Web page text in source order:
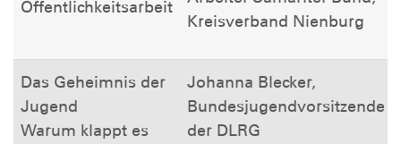
Öffentlichkeitsarbeit
Kreisverband Nienburg
Das Geheimnis der
Jugend
Warum klappt es
Johanna Blecker,
Bundesjugendvorsitzende
der DLRG